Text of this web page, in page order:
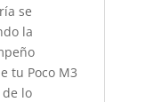
se
la
tu Poco M3
de lo